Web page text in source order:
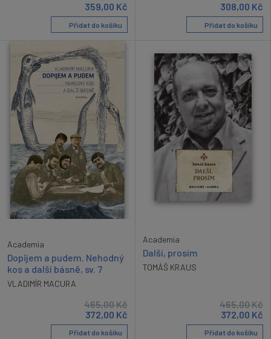
359,00 Kč
Přidat do košíku
308,00 Kč
Přidat do košíku
Academia
Dopijem a pudem. Nehodný
kos a další básně, sv. 7
VLADIMÍR MACURA
465,00Kč
372,00 Kč
Přidat do košíku
Academia
Další, prosím
TOMÁŠ KRAUS
465,00Kč
372,00 Kč
Přidat do košíku